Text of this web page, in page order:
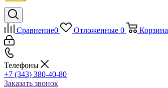
Сравнение0 Отложенные 0 Корзина
Телефоны
+7 (343) 380-40-80
Заказать звонок